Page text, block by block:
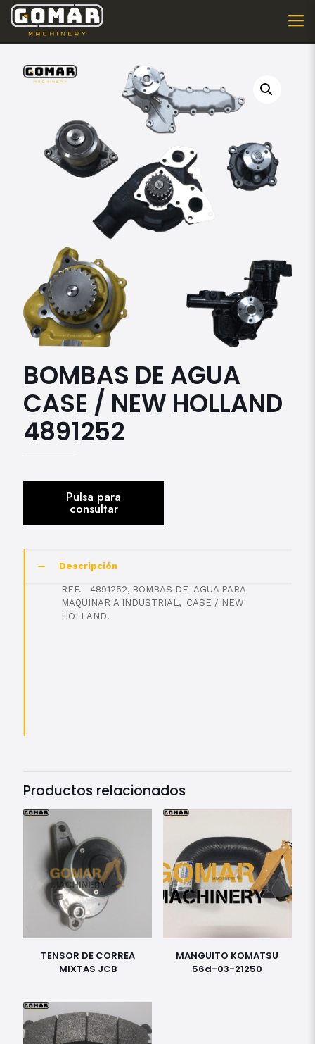
BOMBAS DE AGUA
CASE / NEW HOLLAND
4891252
Descripción
REF. 4891252, BOMBAS DE AGUA PARA
MAQUINARIA INDUSTRIAL, CASE / NEW
HOLLAND.
Productos relacionados
TENSOR DE CORREA
MIXTAS JCB
MANGUITO KOMATSU
56d-03-21250